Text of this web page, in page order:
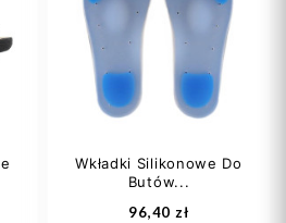
Dodaj do koszyka
Wkładki Silikonowe Do
Butów...
96,40 zł